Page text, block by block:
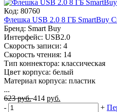
Код: 80760
Флешка USB 2.0 8 ГБ SmartBuy
Бренд: Smart Buy
Интерфейс: USB2.0
Скорость записи: 4
Скорость чтения: 14
Тип коннектора: классическая
Цвет корпуса: белый
Материал корпуса: пластик
...
623руб. 414 руб.
-
+